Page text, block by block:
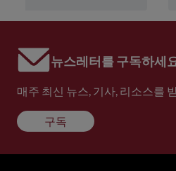
뉴스레터를 구독하세
매주 최신 뉴스, 기사, 리소스를
구독